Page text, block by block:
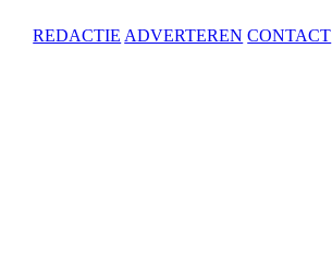
REDACTIE ADVERTEREN CONTACT